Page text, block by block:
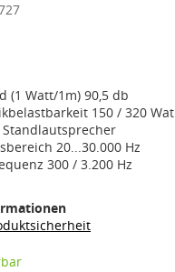
(1 Watt/1m) 90,5 db
150 / 320 Wat
Standlautsprecher
20...30.000 Hz
300 / 3.200 Hz